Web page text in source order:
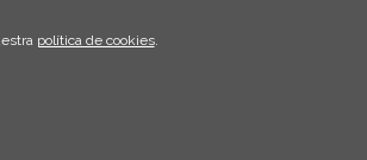
política de cookies.